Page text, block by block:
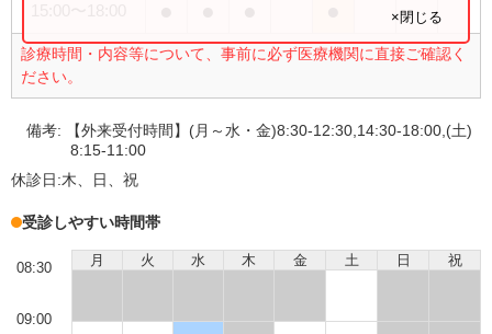
診療時間・内容等について、事前に必ず医療機関に直接ご確認く
ださい。
×閉じる
備考:
【外来受付時間】(月～水・金)8:30-12:30,14:30-18:00,(土)
8:15-11:00
休診日:木、日、祝
受診しやすい時間帯
月 火 水 木 金 土 日 祝
08:30
09:00